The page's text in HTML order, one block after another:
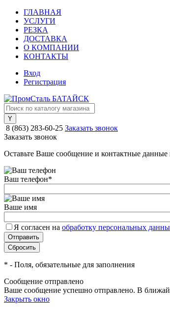
ГЛАВНАЯ
УСЛУГИ
РЕЗКА
ДОСТАВКА
О КОМПАНИИ
КОНТАКТЫ
Вход
Регистрация
8 (863) 283-60-25 Заказать звонок
Заказать звонок
Оставьте Ваше сообщение и контактные
Ваш телефон*
Ваше имя
Я согласен на обработку персональных
* - Поля, обязательные для заполнения
Сообщение отправлено
Ваше сообщение успешно отправлено. В
Закрыть окно